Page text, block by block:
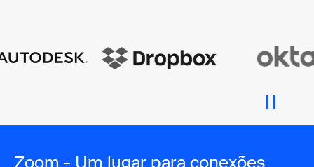
Zoom - Um lugar para conexões